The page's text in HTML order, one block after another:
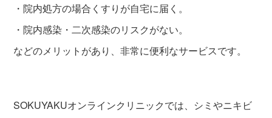
・院内処方の場合くすりが自宅に届く。
・院内感染・二次感染のリスクがない。
などのメリットがあり、非常に便利なサービスです。
SOKUYAKUオンラインクリニックでは、シミやニキビ